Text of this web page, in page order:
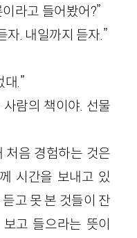
라고 들어봤어?”
자. 내일까지 듣자.”
.”
람의 책이야. 선물
처음 경험하는 것은
시간을 보내고 있
고 못 본 것들이 잔
고 들으라는 뜻이